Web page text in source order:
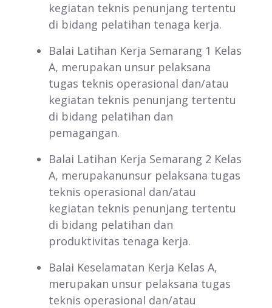
kegiatan teknis penunjang tertentu
di bidang pelatihan tenaga kerja.
Balai Latihan Kerja Semarang 1 Kelas
A, merupakan unsur pelaksana
tugas teknis operasional dan/atau
kegiatan teknis penunjang tertentu
di bidang pelatihan dan
pemagangan.
Balai Latihan Kerja Semarang 2 Kelas
A, merupakanunsur pelaksana tugas
teknis operasional dan/atau
kegiatan teknis penunjang tertentu
di bidang pelatihan dan
produktivitas tenaga kerja.
Balai Keselamatan Kerja Kelas A,
merupakan unsur pelaksana tugas
teknis operasional dan/atau